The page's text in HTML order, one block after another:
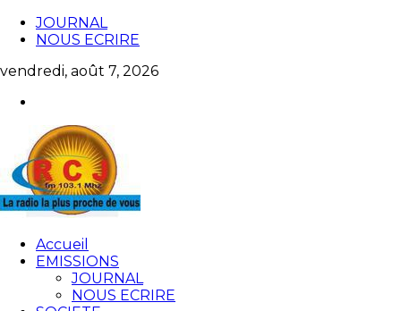
JOURNAL
NOUS ECRIRE
vendredi, août 7, 2026
Accueil
EMISSIONS
JOURNAL
NOUS ECRIRE